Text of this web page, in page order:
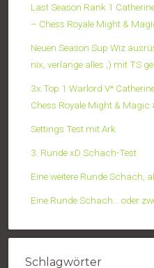
Last Season Rank 1
– Chess Royale Might &
Neuen Season Sup Wiz
nix, verlange alles ;) mit TS
3x Top 1 Warlord V*
Chess Royale Might & Magic
Settings Test mit Ark
3. Runde xD Schach-Test
Eine weitere Runde Schach,
Eine Runde Schach… oder
Schlagwörter